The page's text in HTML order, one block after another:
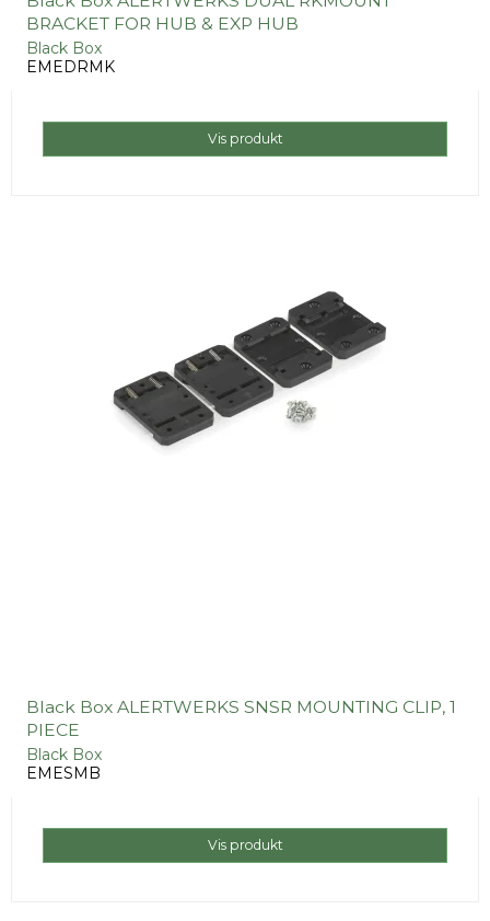
BRACKET FOR HUB & EXP HUB
Black Box
EMEDRMK
Vis produkt
Black Box ALERTWERKS SNSR MOUNTING CLIP, 1
PIECE
Black Box
EMESMB
Vis produkt